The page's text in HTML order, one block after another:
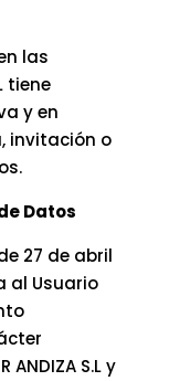
las
tiene
y en
invitación o
Datos
27 de abril
al Usuario
S.L y